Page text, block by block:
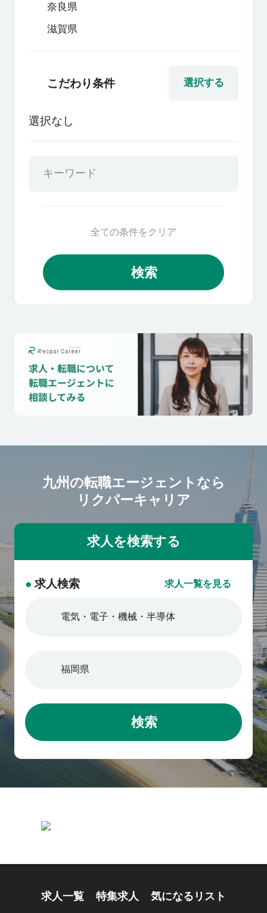
奈良県
滋賀県
選択する
こだわり条件
選択なし
全ての条件をクリア
検索
九州の転職エージェントなら
リクパーキャリア
● 求人検索 求人一覧を見る
検索
求人一覧 特集求人 気になるリスト